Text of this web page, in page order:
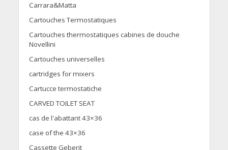
Carrara&Matta
Cartouches Termostatiques
Cartouches thermostatiques cabines de douche
Novellini
Cartouches universelles
cartridges for mixers
Cartucce termostatiche
CARVED TOILET SEAT
cas de l'abattant 43×36
case of the 43×36
Cassette Geberit